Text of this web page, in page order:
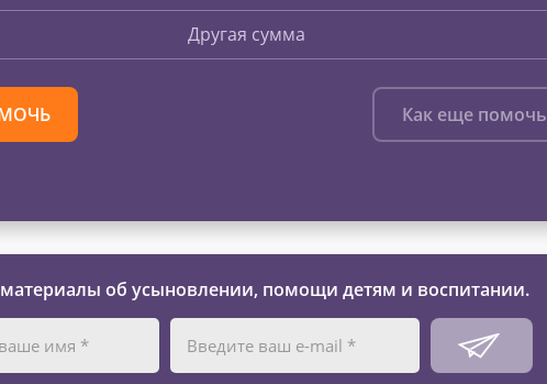
Другая сумма
Как еще помочь
об усыновлении, помощи детям и воспитании.